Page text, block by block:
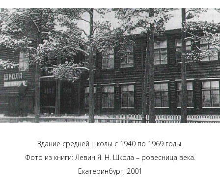
Здание средней школы с 1940 по 1969 годы.
Фото из книги: Левин Я. Н. Школа – ровесница века.
Екатеринбург, 2001